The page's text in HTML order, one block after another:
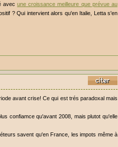
avec une croissance meilleure que prévue au
? Qui intervient alors qu'en Italie, Letta s'en
avant crise! Ce qui est trés paradoxal mais
confiamce qu'avant 2008, mais plutot qu'elle
savent qu'en France, les impots même à